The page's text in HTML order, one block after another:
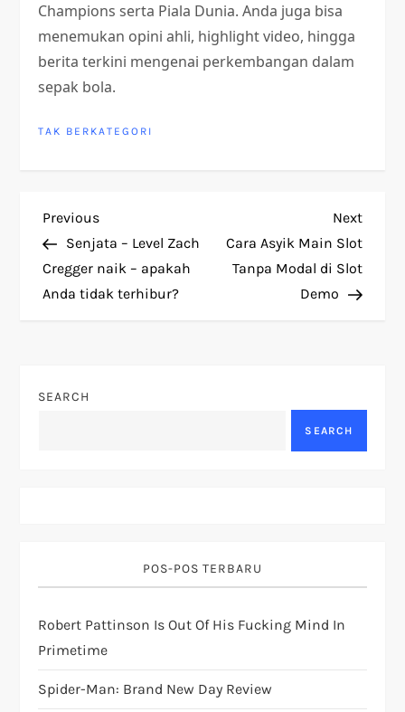
Champions serta Piala Dunia. Anda juga bisa
menemukan opini ahli, highlight video, hingga
berita terkini mengenai perkembangan dalam
sepak bola.
TAK BERKATEGORI
P
o
s
n
t
i
Previous
Post
Previous
Senjata – Level Zach
Cregger naik – apakah
Anda tidak terhibur?
Next
Post
Next
Cara Asyik Main Slot
Tanpa Modal di Slot
Demo
SEARCH
SEARCH
POS-POS TERBARU
Robert Pattinson Is Out Of His Fucking Mind In
Primetime
Spider-Man: Brand New Day Review